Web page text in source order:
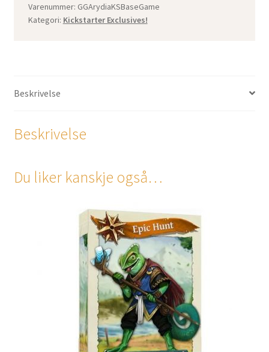
Varenummer: GGArydiaKSBaseGame
Kategori: Kickstarter Exclusives!
Beskrivelse
Beskrivelse
Du liker kanskje også…